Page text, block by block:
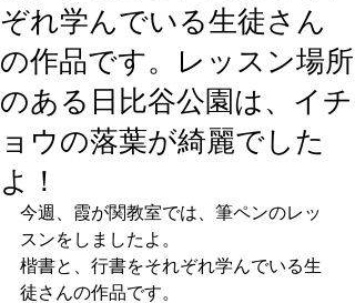
ぞれ学んでいる生徒さん
の作品です。レッスン場所
のある日比谷公園は、イチ
ョウの落葉が綺麗でした
よ！
今週、霞が関教室では、筆ペンのレッ
スンをしましたよ。
楷書と、行書をそれぞれ学んでいる生
徒さんの作品です。